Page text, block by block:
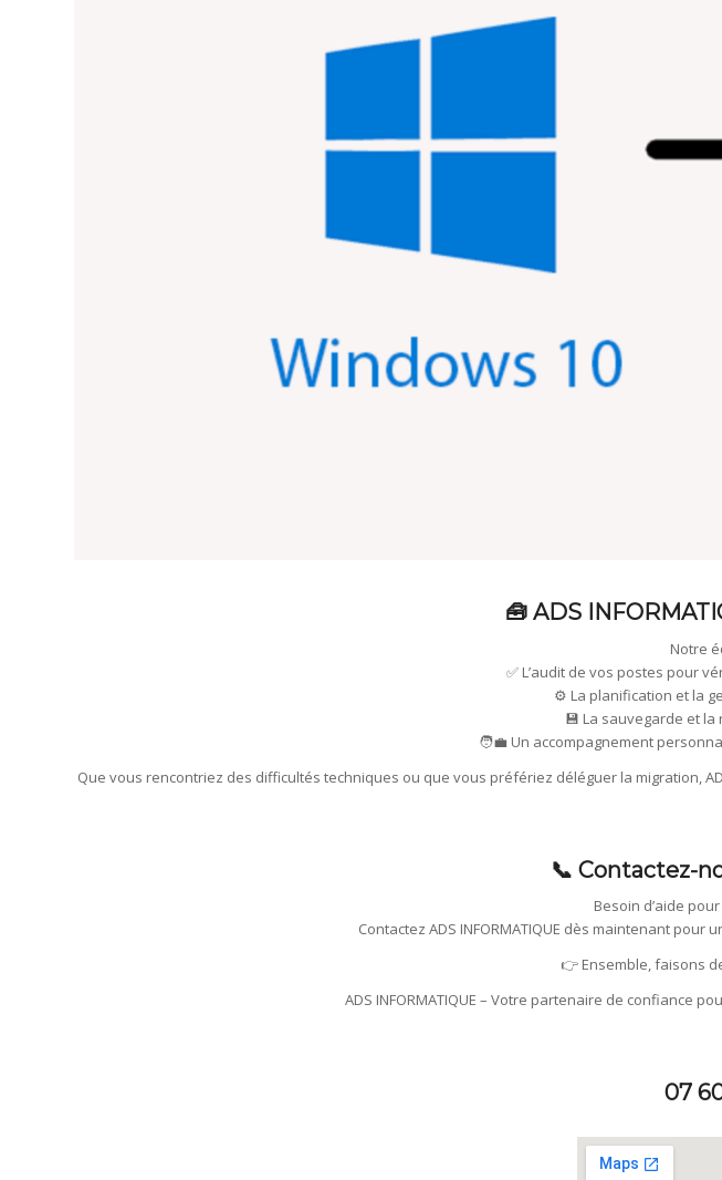
🧰 ADS
Notre
✅ L’audit de vos postes pour
⚙️ La planification et la
💾 La sauvegarde et
🧑‍💼 Un accompagnement
Que vous rencontriez des difficultés techniques ou que vous préfériez déléguer la migration,
📞 Contactez-
Besoin d’aide
Contactez ADS INFORMATIQUE dès maintenant
👉 Ensemble, faisons
ADS INFORMATIQUE – Votre partenaire de confiance
07